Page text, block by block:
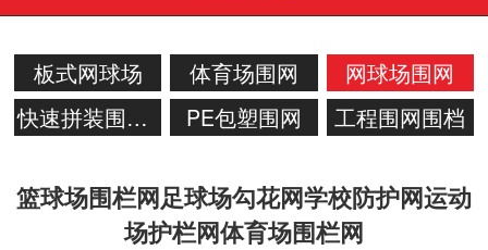
板式网球场 体育场围网
网球场围网
快速拼装围网系统
PE包塑围网 工程围网围档
篮球场围栏网足球场勾花网学校防护网运动
场护栏网体育场围栏网